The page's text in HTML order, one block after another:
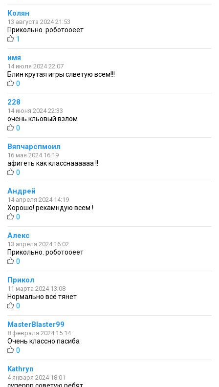
Колян
13 августа 2024 21:53
Прикольно. роботооеет
1
имя
14 июля 2024 22:07
Блин крутая игры слветую всем!!!
0
228
14 июня 2024 22:33
очень кльовый взлом
0
Вяпчарспмоил
16 мая 2024 16:19
афигеть как класснаааааа !!
0
Андрей
14 апреля 2024 14:19
Хорошо! рекамндую всем !
0
Алекс
13 апреля 2024 16:02
Прикольно. роботооеет
0
Прикол
11 марта 2024 13:08
Нормально всё тянет
0
MasterBlaster99
8 февраля 2024 15:14
Очень классно пасиба
0
Kathryn
4 января 2024 18:01